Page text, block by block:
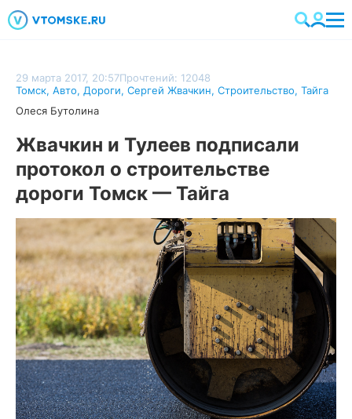
29 марта 2017, 20:57Прочтений: 12048
Томск, Авто, Дороги, Сергей Жвачкин, Строительство, Тайга
Олеся Бутолина
Жвачкин и Тулеев подписали
протокол о строительстве
дороги Томск — Тайга